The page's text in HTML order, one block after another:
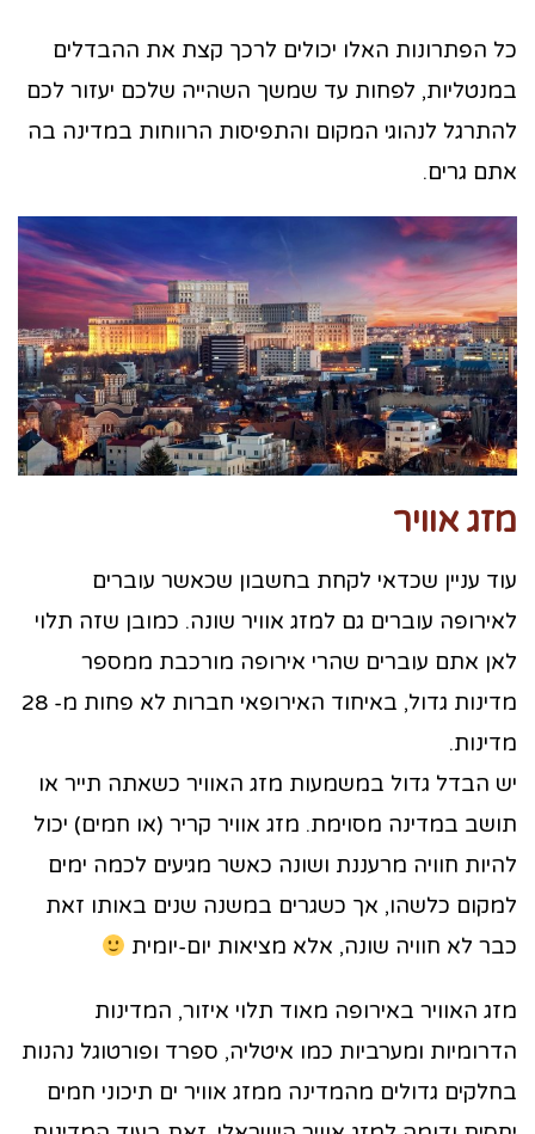
כל הפתרונות האלו יכולים לרכך קצת את ההבדלים
במנטליות, לפחות עד שמשך השהייה שלכם יעזור לכם
להתרגל לנהוגי המקום והתפיסות הרווחות במדינה בה
אתם גרים.
מזג אוויר
עוד עניין שכדאי לקחת בחשבון שכאשר עוברים
לאירופה עוברים גם למזג אוויר שונה. כמובן שזה תלוי
לאן אתם עוברים שהרי אירופה מורכבת ממספר
מדינות גדול, באיחוד האירופאי חברות לא פחות מ- 28
מדינות.
יש הבדל גדול במשמעות מזג האוויר כשאתה תייר או
תושב במדינה מסוימת. מזג אוויר קריר (או חמים) יכול
להיות חוויה מרעננת ושונה כאשר מגיעים לכמה ימים
למקום כלשהו, אך כשגרים במשנה שנים באותו זאת
כבר לא חוויה שונה, אלא מציאות יום-יומית
מזג האוויר באירופה מאוד תלוי איזור, המדינות
הדרומיות ומערביות כמו איטליה, ספרד ופורטוגל נהנות
בחלקים גדולים מהמדינה ממזג אוויר ים תיכוני חמים